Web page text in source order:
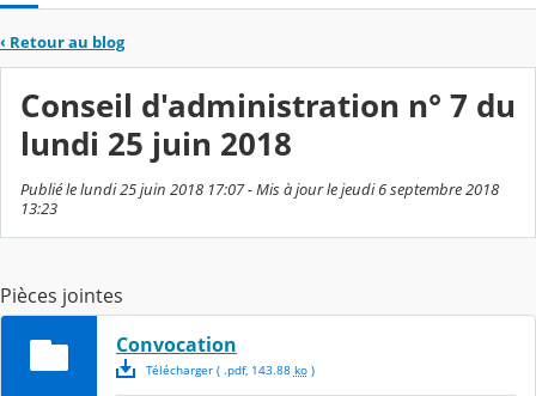
‹ Retour au blog
Conseil d'administration n° 7 du
lundi 25 juin 2018
Publié le lundi 25 juin 2018 17:07 - Mis à jour le jeudi 6 septembre 2018
13:23
Pièces jointes
Convocation
Télécharger( .pdf, 143.88 ko)